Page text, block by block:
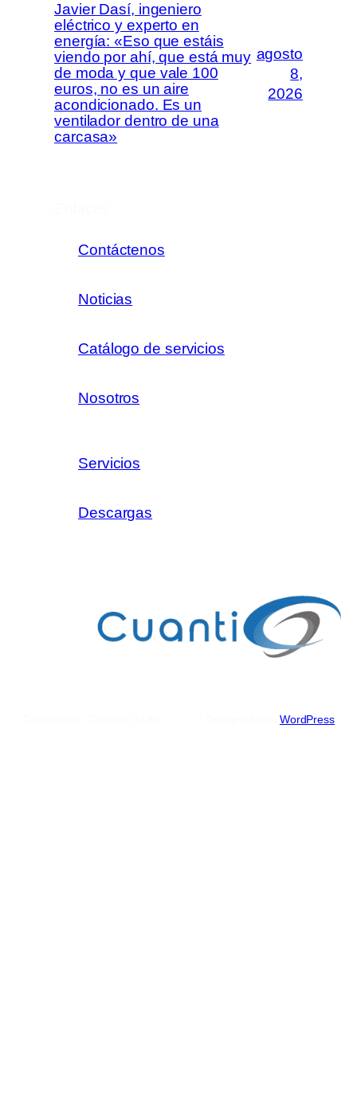
Javier Dasí, ingeniero
eléctrico y experto en
energía: «Eso que estáis
viendo por ahí, que está muy
de moda y que vale 100
euros, no es un aire
acondicionado. Es un
ventilador dentro de una
carcasa»
agosto
8,
2026
Contáctenos
Noticias
Catálogo de servicios
Nosotros
Servicios
Descargas
WordPress